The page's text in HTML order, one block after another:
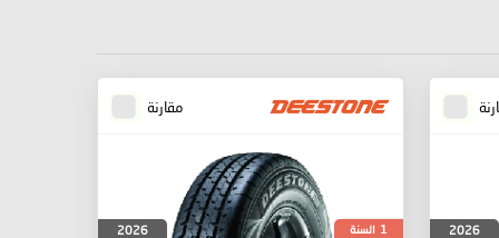
2026
مقارنة
1 السنة
2026